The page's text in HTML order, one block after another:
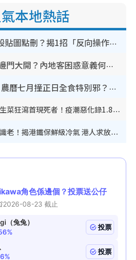
本地熱話
WhatsApp預設貼圖點刪？揭1招「反向操作」還原簡潔介面 附3步實測教學
香港山邊鐵閘邊門大開？內地客困惑意義何在！網民神回覆：呢種叫法理性防禦
鬼門開2026｜農曆七月撞正日全食特別邪？專家警告切忌做一事！揭4大禁忌+2招保平安
奪命寄生蟲｜食生菜狂瀉首現死者！疫潮惡化錄1.8萬宗病例 揭洗菜3大謬誤
內地客歎港人唔識老！揭港鐵保鮮級冷氣 港人求放過：咪投訴